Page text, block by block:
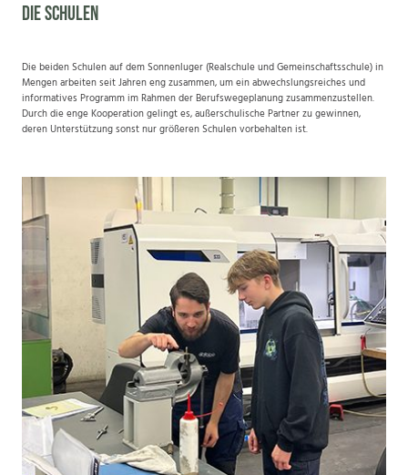
Die Schulen
Die beiden Schulen auf dem Sonnenluger (Realschule und Gemeinschaftsschule) in
Mengen arbeiten seit Jahren eng zusammen, um ein abwechslungsreiches und
informatives Programm im Rahmen der Berufswegeplanung zusammenzustellen.
Durch die enge Kooperation gelingt es, außerschulische Partner zu gewinnen,
deren Unterstützung sonst nur größeren Schulen vorbehalten ist.